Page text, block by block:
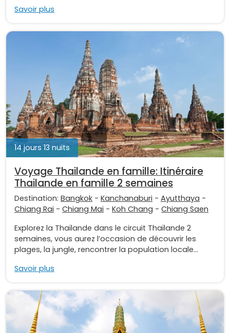
Savoir plus
14 jours 13 nuits
Voyage Thailande en famille: Itinéraire
Thailande en famille 2 semaines
Destination: Bangkok - Kanchanaburi - Ayutthaya -
Chiang Rai - Chiang Mai - Koh Chang - Chiang Saen
Explorez la Thaïlande dans le circuit Thaïlande 2
semaines, vous aurez l’occasion de découvrir les
plages, la jungle, rencontrer la population locale...
Savoir plus